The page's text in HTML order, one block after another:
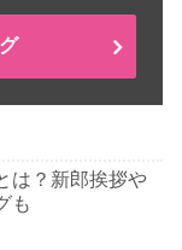
は？新郎挨拶や
も